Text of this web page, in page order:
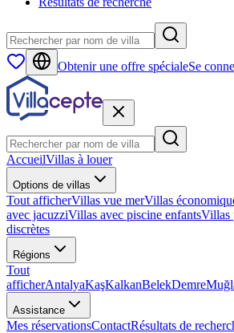
Obtenir une offre spécialeSe
AccueilVillas à louer
Options de villas
Tout afficherVillas vue merVillas
avec jacuzziVillas avec piscine enfantsVillas
discrètes
Régions
Tout
afficherAntalyaKaşKalkanBelekDemre
Assistance
Mes réservationsContactRésultats de